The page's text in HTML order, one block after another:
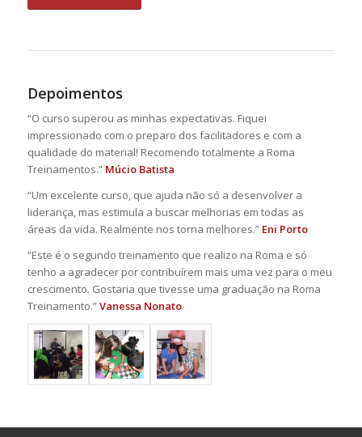
Depoimentos
“O curso superou as minhas expectativas. Fiquei
impressionado com o preparo dos facilitadores e com a
qualidade do material! Recomendo totalmente a Roma
Treinamentos.” Múcio Batista
“Um excelente curso, que ajuda não só a desenvolver a
liderança, mas estimula a buscar melhorias em todas as
áreas da vida. Realmente nos torna melhores.” Eni Porto
“Este é o segundo treinamento que realizo na Roma e só
tenho a agradecer por contribuírem mais uma vez para o meu
crescimento. Gostaria que tivesse uma graduação na Roma
Treinamento.”Vanessa Nonato